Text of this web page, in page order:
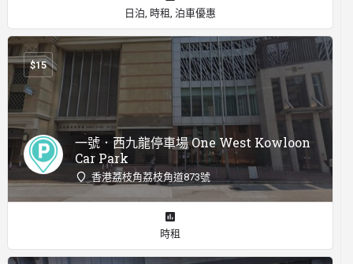
日泊, 時租, 泊車優惠
一號．西九龍停車場 One West Kowloon
Car Park
香港荔枝角荔枝角道873號
$15
時租